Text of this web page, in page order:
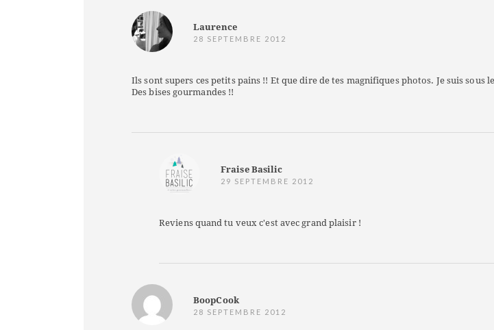
Laurence
28 SEPTEMBRE 2012
Ils sont supers ces petits pains !! Et que dire de tes magnifiques photos. Je suis sous
Des bises gourmandes !!
Fraise Basilic
29 SEPTEMBRE 2012
Reviens quand tu veux c'est avec grand plaisir !
BoopCook
28 SEPTEMBRE 2012